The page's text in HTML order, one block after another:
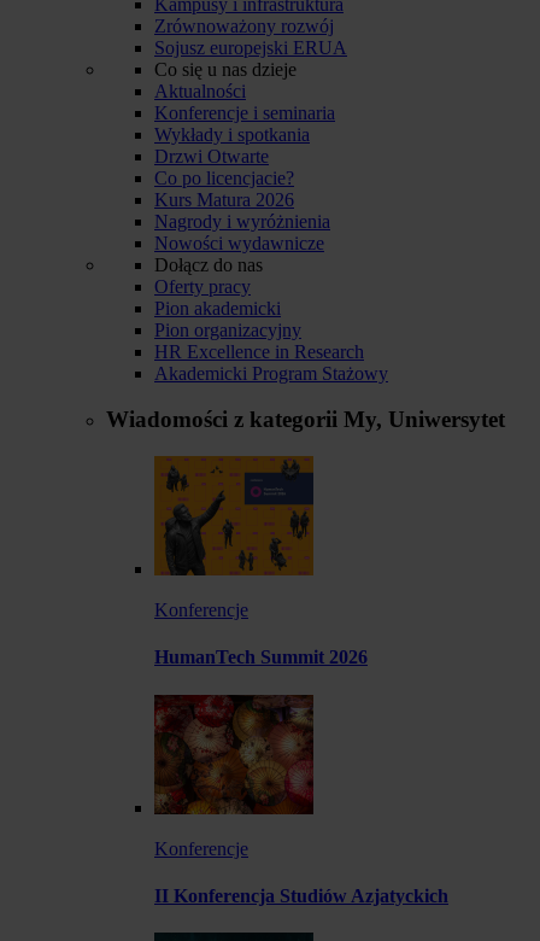
Zrównoważony rozwój
Sojusz europejski ERUA
Co się u nas dzieje
Aktualności
Konferencje i seminaria
Wykłady i spotkania
Drzwi Otwarte
Co po licencjacie?
Kurs Matura 2026
Nagrody i wyróżnienia
Nowości wydawnicze
Dołącz do nas
Oferty pracy
Pion akademicki
Pion organizacyjny
HR Excellence in Research
Akademicki Program Stażowy
Wiadomości z kategorii My, Uniwersytet
Konferencje
HumanTech Summit 2026
Konferencje
II Konferencja Studiów Azjatyckich